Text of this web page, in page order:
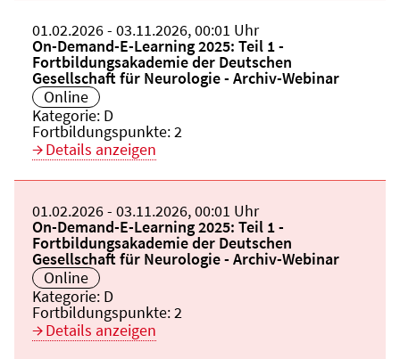
Beginn:
01.02.2026Ende und Anfangszeit:
- 03.11.2026,00:01 Uhr
Veranstaltungstitel:
On-Demand-E-Learning 2025: Teil 1 -
Fortbildungsakademie der Deutschen
Gesellschaft für Neurologie - Archiv-Webinar
Veranstaltungsort:
Online
Kategorie: D
Fortbildungspunkte:2
Details anzeigen
Beginn:
01.02.2026Ende und Anfangszeit:
- 03.11.2026,00:01 Uhr
Veranstaltungstitel:
On-Demand-E-Learning 2025: Teil 1 -
Fortbildungsakademie der Deutschen
Gesellschaft für Neurologie - Archiv-Webinar
Veranstaltungsort:
Online
Kategorie: D
Fortbildungspunkte:2
Details anzeigen